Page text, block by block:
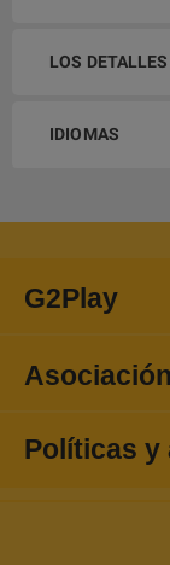
LOS
IDIOMAS
G2Play
Asociación
Políticas y